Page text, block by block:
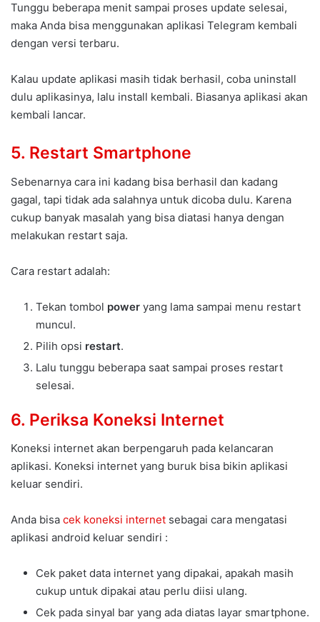
Tunggu beberapa menit sampai proses update selesai,
maka Anda bisa menggunakan aplikasi Telegram kembali
dengan versi terbaru.
Kalau update aplikasi masih tidak berhasil, coba uninstall
dulu aplikasinya, lalu install kembali. Biasanya aplikasi akan
kembali lancar.
5. Restart Smartphone
Sebenarnya cara ini kadang bisa berhasil dan kadang
gagal, tapi tidak ada salahnya untuk dicoba dulu. Karena
cukup banyak masalah yang bisa diatasi hanya dengan
melakukan restart saja.
Cara restart adalah:
Tekan tombol power yang lama sampai menu restart
muncul.
Pilih opsi restart.
Lalu tunggu beberapa saat sampai proses restart
selesai.
6. Periksa Koneksi Internet
Koneksi internet akan berpengaruh pada kelancaran
aplikasi. Koneksi internet yang buruk bisa bikin aplikasi
keluar sendiri.
Anda bisa cek koneksi internet sebagai cara mengatasi
aplikasi android keluar sendiri :
Cek paket data internet yang dipakai, apakah masih
cukup untuk dipakai atau perlu diisi ulang.
Cek pada sinyal bar yang ada diatas layar smartphone.